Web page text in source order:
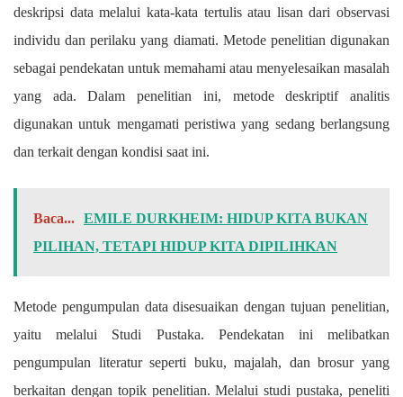
deskripsi data melalui kata-kata tertulis atau lisan dari observasi
individu dan perilaku yang diamati. Metode penelitian digunakan
sebagai pendekatan untuk memahami atau menyelesaikan masalah
yang ada. Dalam penelitian ini, metode deskriptif analitis
digunakan untuk mengamati peristiwa yang sedang berlangsung
dan terkait dengan kondisi saat ini.
Baca... EMILE DURKHEIM: HIDUP KITA BUKAN
PILIHAN, TETAPI HIDUP KITA DIPILIHKAN
Metode pengumpulan data disesuaikan dengan tujuan penelitian,
yaitu melalui Studi Pustaka. Pendekatan ini melibatkan
pengumpulan literatur seperti buku, majalah, dan brosur yang
berkaitan dengan topik penelitian. Melalui studi pustaka, peneliti